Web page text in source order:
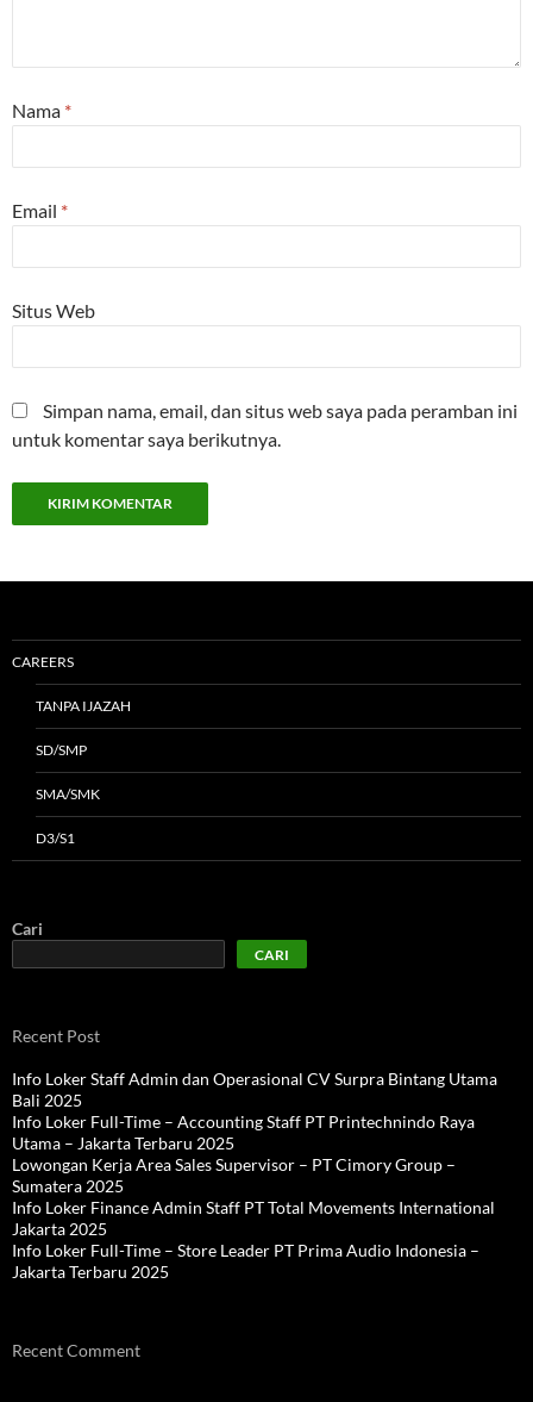
Nama *
Email *
Situs Web
Simpan nama, email, dan situs web saya pada peramban ini
untuk komentar saya berikutnya.
CAREERS
TANPA IJAZAH
SD/SMP
SMA/SMK
D3/S1
Cari
CARI
Recent Post
Info Loker Staff Admin dan Operasional CV Surpra Bintang Utama
Bali 2025
Info Loker Full-Time – Accounting Staff PT Printechnindo Raya
Utama – Jakarta Terbaru 2025
Lowongan Kerja Area Sales Supervisor – PT Cimory Group –
Sumatera 2025
Info Loker Finance Admin Staff PT Total Movements International
Jakarta 2025
Info Loker Full-Time – Store Leader PT Prima Audio Indonesia –
Jakarta Terbaru 2025
Recent Comment